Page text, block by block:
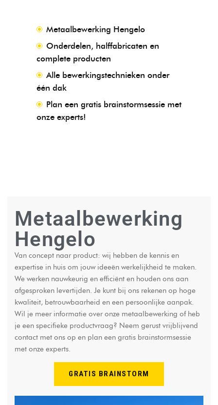
Metaalbewerking Hengelo
Onderdelen, halffabricaten en
complete producten
Alle bewerkingstechnieken onder
één dak
Plan een gratis brainstormsessie met
onze experts!
Metaalbewerking
Hengelo
Van concept naar product: wij hebben de kennis en
expertise in huis om jouw ideeën werkelijkheid te maken.
We werken nauwkeurig en efficiënt en houden ons aan
afgesproken levertijden. Je kunt bij ons rekenen op hoge
kwaliteit, betrouwbaarheid en een persoonlijke aanpak.
Wil je meer informatie over onze metaalbewerking of heb
je een specifieke productvraag? Neem gerust vrijblijvend
contact met ons op en plan een gratis brainstormsessie
met onze experts.
GRATIS BRAINSTORM